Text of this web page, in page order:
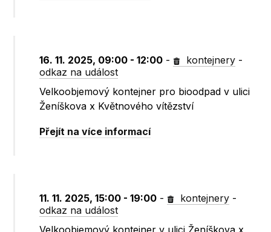
16. 11. 2025, 09:00 - 12:00 - kontejnery -
odkaz na událost
Velkoobjemový kontejner pro bioodpad v ulici
Ženíškova x Květnového vítězství
Přejít na více informací
11. 11. 2025, 15:00 - 19:00 - kontejnery -
odkaz na událost
Velkoobjemový kontejner v ulici Ženíškova x